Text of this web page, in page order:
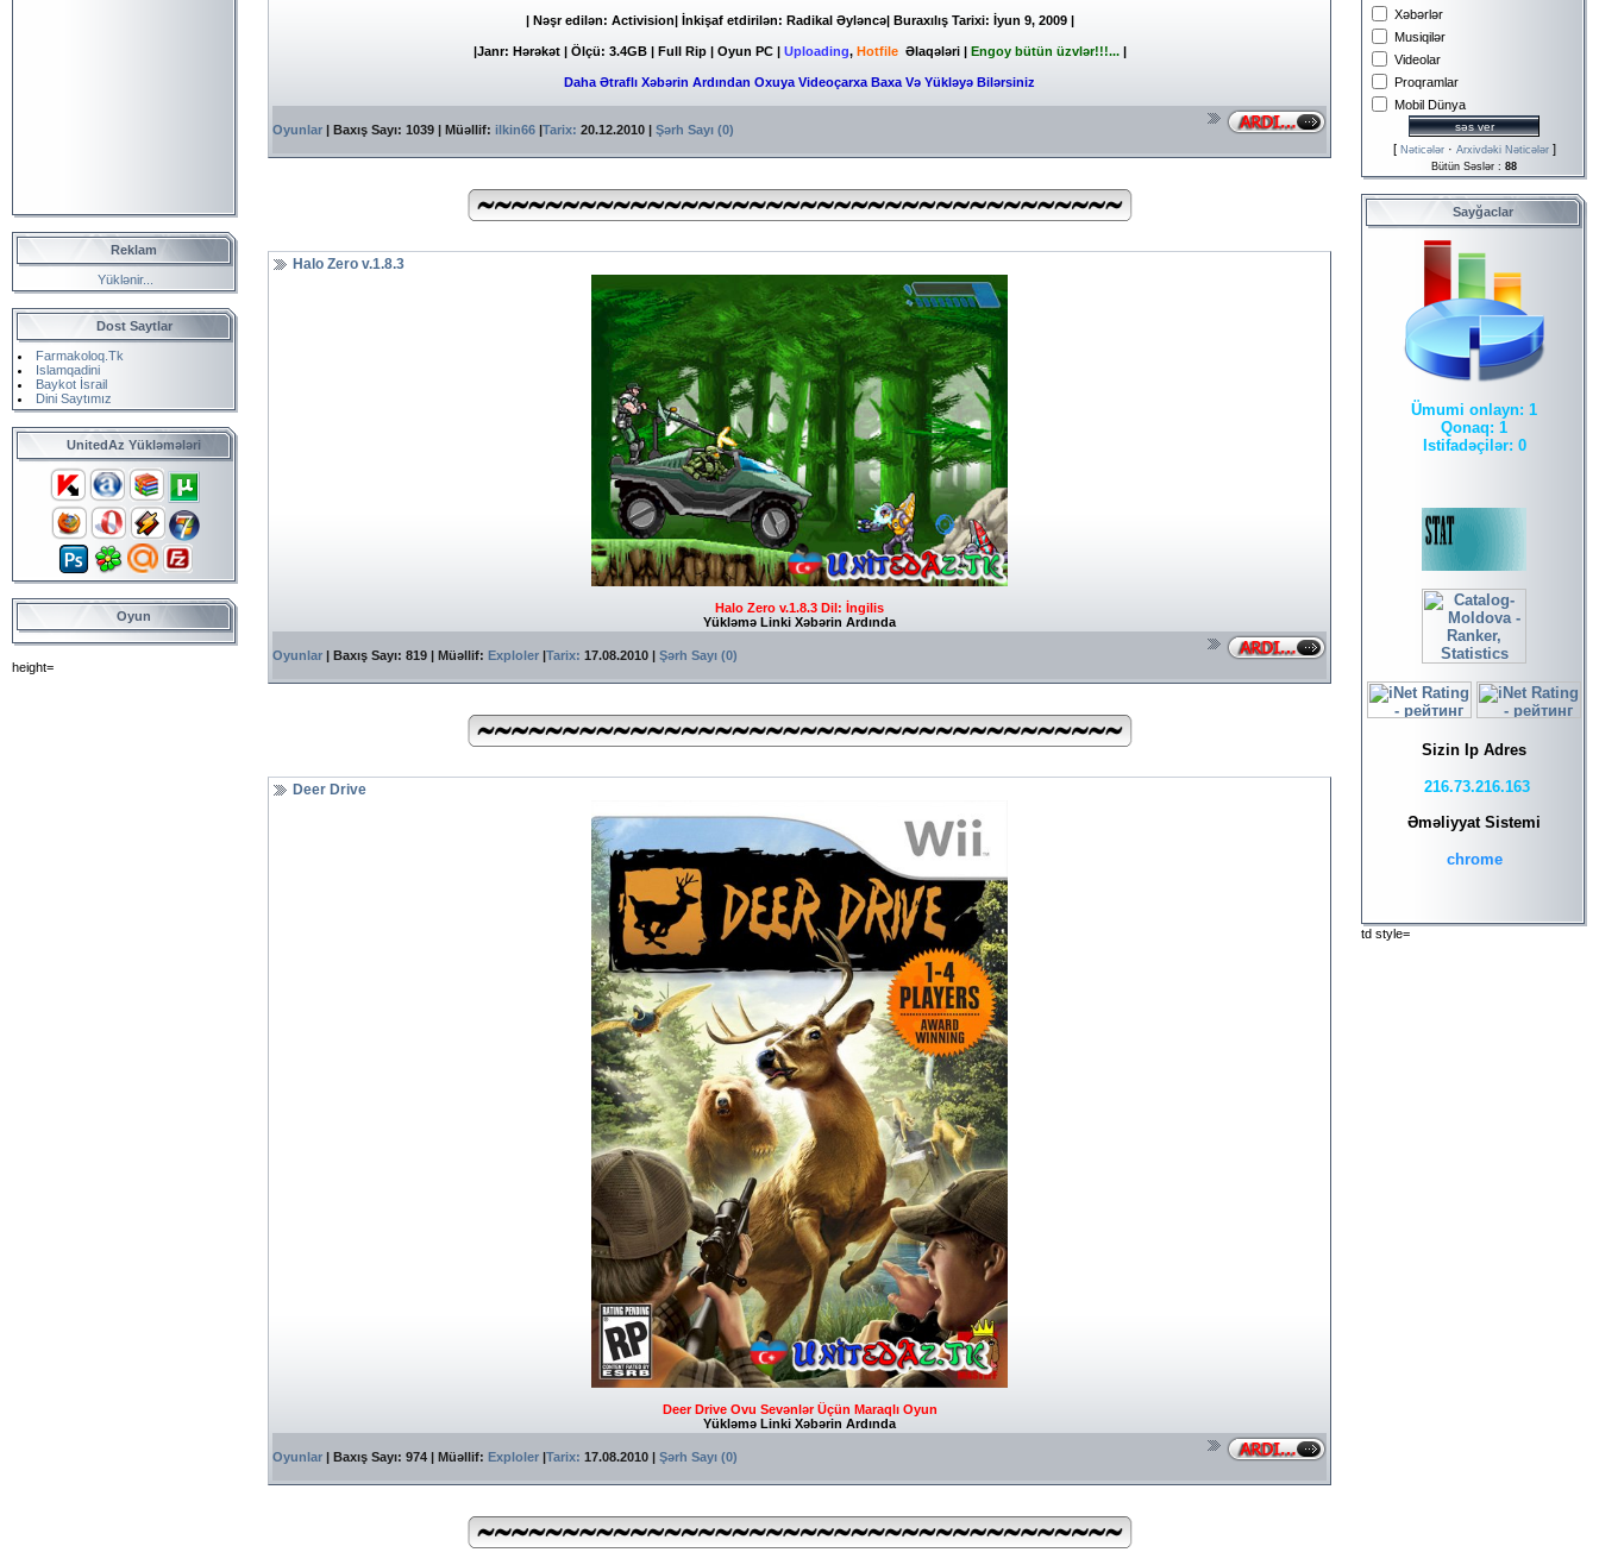
Reklam
Yüklənir...
Dost Saytlar
Farmakoloq.Tk
Islamqadini
Baykot İsrail
Dini Saytımız
UnitedAz Yükləmələri
Oyun
height=
|Nəşr edilən: Activision| İnkişaf etdirilən: Radikal Əyləncə| Buraxılış Tarixi: İyun 9, 2009 |
|Janr: Hərəkət | Ölçü: 3.4GB | Full Rip | Oyun PC | Uploading, Hotfile Əlaqələri |Engoy bütün üzvlər!!!...|
Daha Ətraflı Xəbərin Ardından Oxuya Videoçarxa Baxa Və Yükləyə Bilərsiniz
Oyunlar | Baxış Sayı: 1039 | Müəllif: ilkin66 Tarix: 20.12.2010 Şərh Sayı (0)
Halo Zero v.1.8.3
Halo Zero v.1.8.3 Dil: İngilis
Yükləmə Linki Xəbərin Ardında
Oyunlar | Baxış Sayı: 819 | Müəllif: Exploler Tarix: 17.08.2010 Şərh Sayı (0)
Deer Drive
Deer Drive Ovu Sevənlər Üçün Maraqlı Oyun
Yükləmə Linki Xəbərin Ardında
Oyunlar | Baxış Sayı: 974 | Müəllif: Exploler |Tarix: 17.08.2010 | Şərh Sayı (0)
Xəbərlər
Musiqilər
Videolar
Proqramlar
Mobil Dünya
[ Nəticələr· Arxivdəki Nəticələr]
Bütün Səslər : 88
Sayğaclar
Ümumi onlayn: 1
Qonaq: 1
Istifadəçilər: 0
Sizin Ip Adres
216.73.216.163
Əməliyyat Sistemi
chrome
td style=